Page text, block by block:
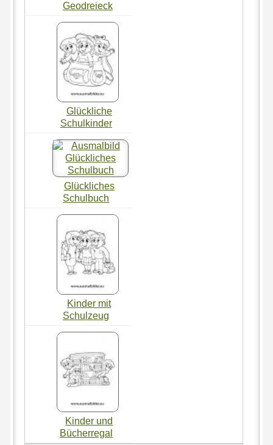
Geodreieck
Glückliche
Schulkinder
Glückliches
Schulbuch
Kinder mit
Schulzeug
Kinder und
Bücherregal